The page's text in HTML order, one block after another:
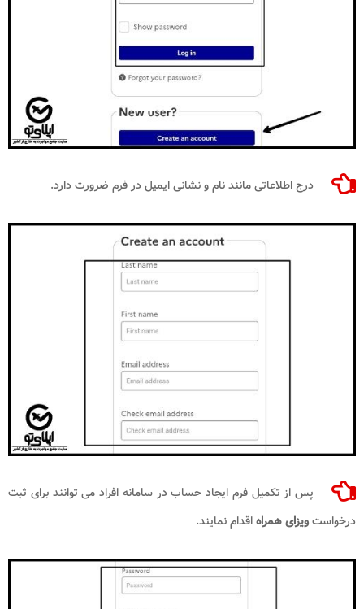
درج اطلاعاتی مانند نام و نشانی ایمیل در فرم ضرورت دارد.
پس از تکمیل فرم ایجاد حساب در سامانه افراد می توانند برای ثبت
درخواستویزای همراهاقدام نمایند.